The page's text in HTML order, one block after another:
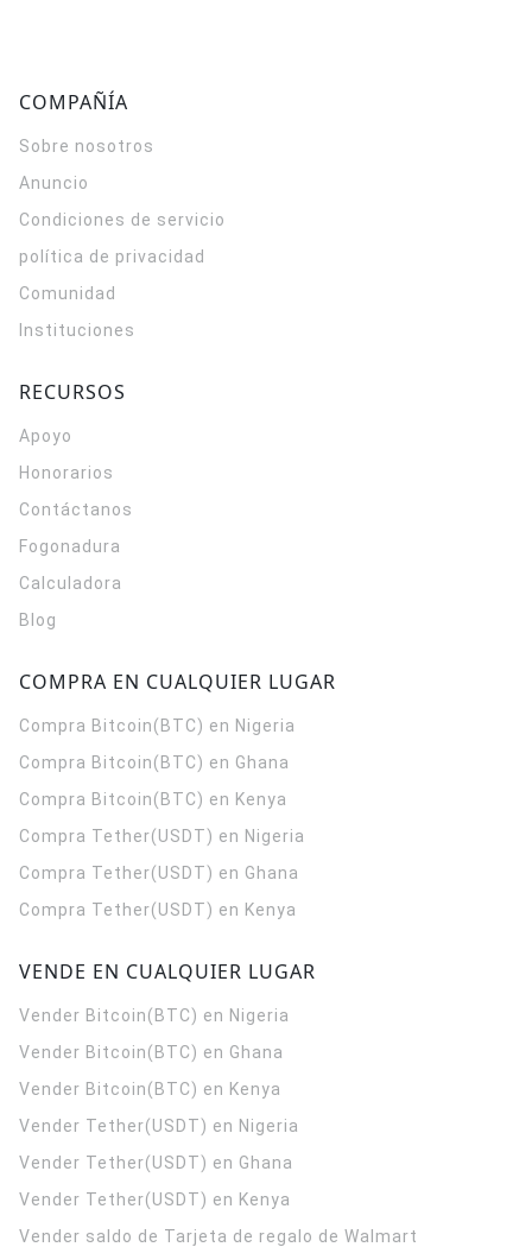
COMPAÑÍA
Sobre nosotros
Anuncio
Condiciones de servicio
política de privacidad
Comunidad
Instituciones
RECURSOS
Apoyo
Honorarios
Contáctanos
Fogonadura
Calculadora
Blog
COMPRA EN CUALQUIER LUGAR
Compra Bitcoin(BTC) en Nigeria
Compra Bitcoin(BTC) en Ghana
Compra Bitcoin(BTC) en Kenya
Compra Tether(USDT) en Nigeria
Compra Tether(USDT) en Ghana
Compra Tether(USDT) en Kenya
VENDE EN CUALQUIER LUGAR
Vender Bitcoin(BTC) en Nigeria
Vender Bitcoin(BTC) en Ghana
Vender Bitcoin(BTC) en Kenya
Vender Tether(USDT) en Nigeria
Vender Tether(USDT) en Ghana
Vender Tether(USDT) en Kenya
Vender saldo de Tarjeta de regalo de Walmart